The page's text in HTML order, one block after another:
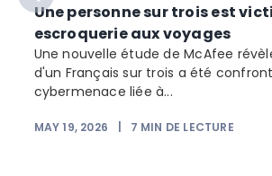
Une personne sur trois est
escroquerie aux voyages
Une nouvelle étude de McAfee
d'un Français sur trois a été
cybermenace liée à...
MAY 19, 2026 7 MIN DE LECTURE